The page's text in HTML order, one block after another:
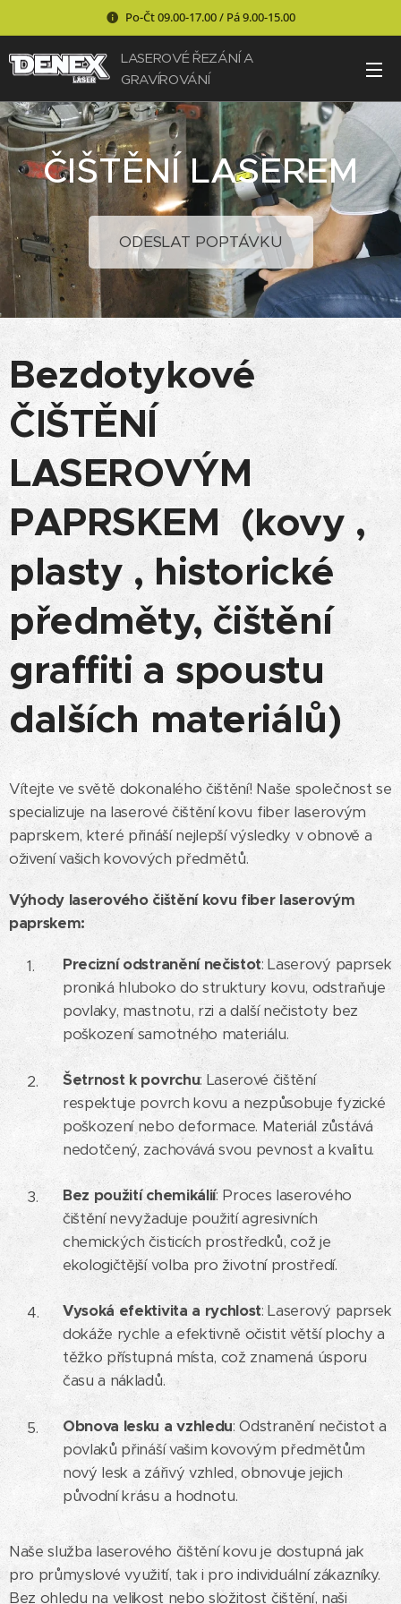
Po-Čt 09.00-17.00 / Pá 9.00-15.00
LASEROVÉ ŘEZÁNÍ A
GRAVÍROVÁNÍ
ČIŠTĚNÍ LASEREM
ODESLAT POPTÁVKU
Bezdotykové
ČIŠTĚNÍ
LASEROVÝM
PAPRSKEM (kovy ,
plasty , historické
předměty, čištění
graffiti a spoustu
dalších materiálů)
Vítejte ve světě dokonalého čištění! Naše společnost se
specializuje na laserové čištění kovu fiber laserovým
paprskem, které přináší nejlepší výsledky v obnově a
oživení vašich kovových předmětů.
Výhody laserového čištění kovu fiber laserovým
paprskem:
Precizní odstranění nečistot: Laserový paprsek
proniká hluboko do struktury kovu, odstraňuje
povlaky, mastnotu, rzi a další nečistoty bez
poškození samotného materiálu.
Šetrnost k povrchu: Laserové čištění
respektuje povrch kovu a nezpůsobuje fyzické
poškození nebo deformace. Materiál zůstává
nedotčený, zachovává svou pevnost a kvalitu.
Bez použití chemikálií: Proces laserového
čištění nevyžaduje použití agresivních
chemických čisticích prostředků, což je
ekologičtější volba pro životní prostředí.
Vysoká efektivita a rychlost: Laserový paprsek
dokáže rychle a efektivně očistit větší plochy a
těžko přístupná místa, což znamená úsporu
času a nákladů.
Obnova lesku a vzhledu: Odstranění nečistot a
povlaků přináší vašim kovovým předmětům
nový lesk a zářivý vzhled, obnovuje jejich
původní krásu a hodnotu.
Naše služba laserového čištění kovu je dostupná jak
pro průmyslové využití, tak i pro individuální zákazníky.
Bez ohledu na velikost nebo složitost čištění, naši